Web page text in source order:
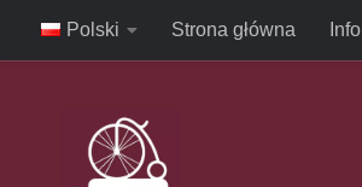
Skip to content
Polski Strona główna